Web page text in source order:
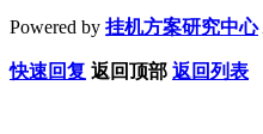
Powered by 挂机方案研究中心
快速回复 返回顶部 返回列表